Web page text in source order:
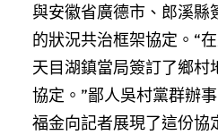
與安徽省廣德市、郎溪縣
的狀況共治框架協定。“
天目湖鎮當局簽訂了鄉村
協定。”鄙人吳村黨群辦
福金向記者展現了這份協